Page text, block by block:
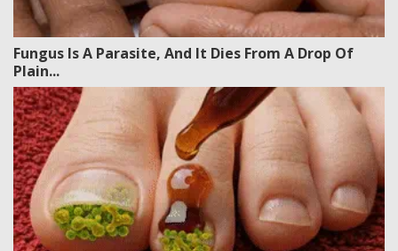
Fungus Is A Parasite, And It Dies From A Drop Of
Plain...